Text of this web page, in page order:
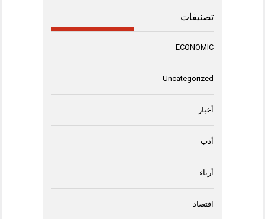
تصنيفات
ECONOMIC
Uncategorized
أخبار
أدب
أزياء
اقتصاد